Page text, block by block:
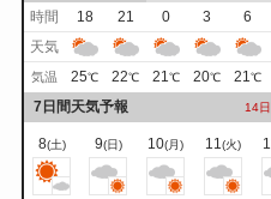
時間
18 21 0 3 6
天気
気温 25℃ 22℃ 21℃ 20℃ 21℃
7日間天気予報 14
8(土) 9(日) 10(月) 11(火)